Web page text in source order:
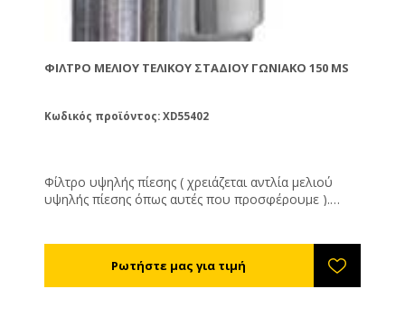
ΦΊΛΤΡΟ ΜΕΛΙΟΎ ΤΕΛΙΚΟΎ ΣΤΑΔΊΟΥ ΓΩΝΙΑΚΌ 150 MS
Κωδικός προϊόντος: XD55402
Φίλτρο υψηλής πίεσης ( χρειάζεται αντλία μελιού
υψηλής πίεσης όπως αυτές που προσφέρουμε ).
κουβούκλιο. Το αφαιρούμενο φίλτρο. Την τάπα
ασφάλιση με το περικόχλιό της. Το μέλι μπαίνει μέσα